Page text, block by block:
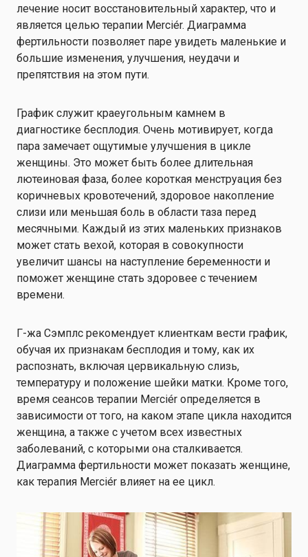
лечение носит восстановительный характер, что и
является целью терапии Merciér. Диаграмма
фертильности позволяет паре увидеть маленькие и
большие изменения, улучшения, неудачи и
препятствия на этом пути.
График служит краеугольным камнем в
диагностике бесплодия. Очень мотивирует, когда
пара замечает ощутимые улучшения в цикле
женщины. Это может быть более длительная
лютеиновая фаза, более короткая менструация без
коричневых кровотечений, здоровое накопление
слизи или меньшая боль в области таза перед
месячными. Каждый из этих маленьких признаков
может стать вехой, которая в совокупности
увеличит шансы на наступление беременности и
поможет женщине стать здоровее с течением
времени.
Г-жа Сэмплс рекомендует клиенткам вести график,
обучая их признакам бесплодия и тому, как их
распознать, включая цервикальную слизь,
температуру и положение шейки матки. Кроме того,
время сеансов терапии Merciér определяется в
зависимости от того, на каком этапе цикла находится
женщина, а также с учетом всех известных
заболеваний, с которыми она сталкивается.
Диаграмма фертильности может показать женщине,
как терапия Merciér влияет на ее цикл.